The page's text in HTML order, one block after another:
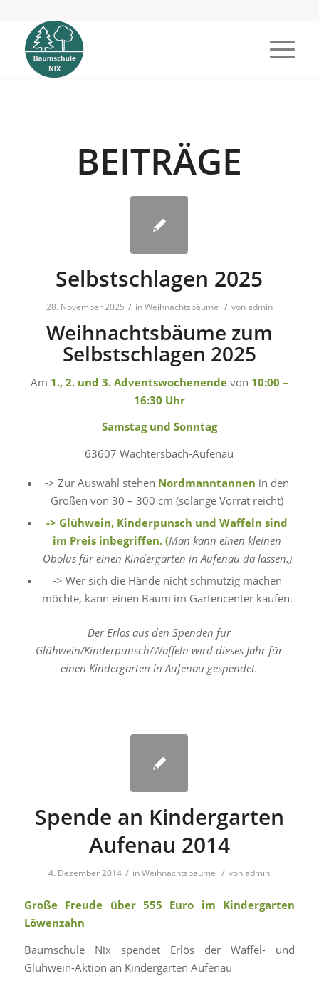
BEITRÄGE
Selbstschlagen 2025
28. November 2025 / inWeihnachtsbäume / vonadmin
Weihnachtsbäume zum
Selbstschlagen 2025
Am 1., 2. und 3. Adventswochenendevon 10:00 –
16:30 Uhr
Samstag und Sonntag
63607 Wächtersbach-Aufenau
-> Zur Auswahl stehen Nordmanntannen in den
Größen von 30 – 300 cm (solange Vorrat reicht)
-> Glühwein, Kinderpunsch und Waffeln sind
im Preis inbegriffen. (Man kann einen kleinen
Obolus für einen Kindergarten in Aufenau da lassen.)
-> Wer sich die Hände nicht schmutzig machen
möchte, kann einen Baum im Gartencenter kaufen.
Der Erlös aus den Spenden für
Glühwein/Kinderpunsch/Waffeln wird dieses Jahr für
einen Kindergarten in Aufenau gespendet.
Spende an Kindergarten
Aufenau 2014
4. Dezember 2014 / inWeihnachtsbäume / vonadmin
Große Freude über 555 Euro im Kindergarten
Löwenzahn
Baumschule Nix spendet Erlös der Waffel- und
Glühwein-Aktion an Kindergarten Aufenau